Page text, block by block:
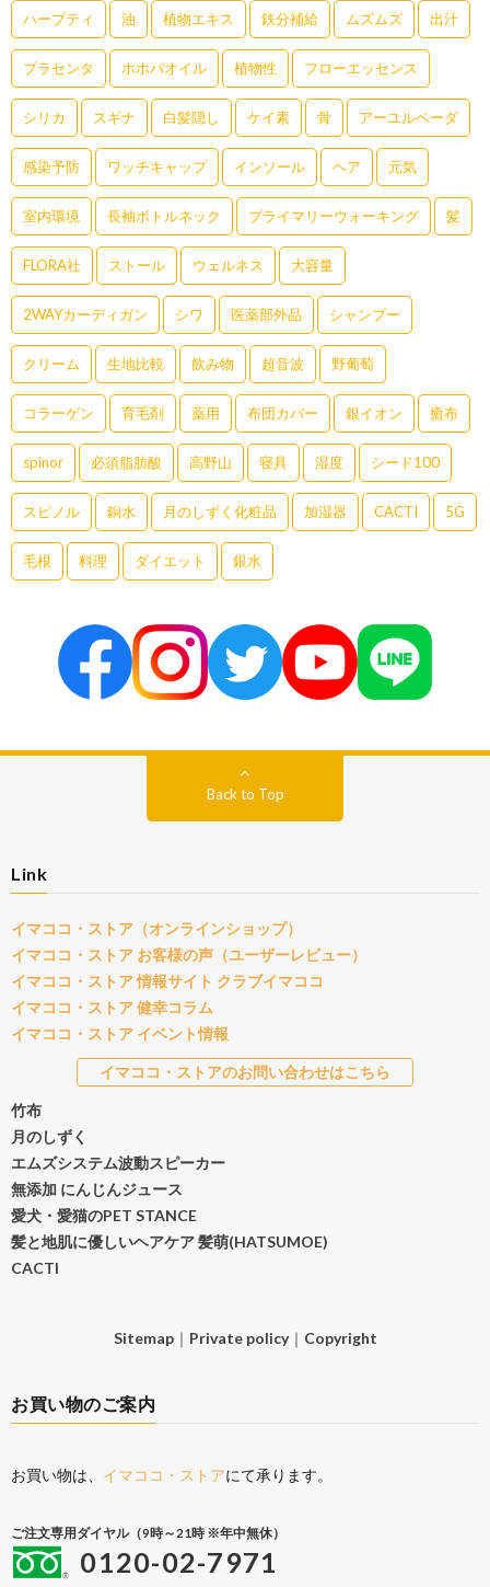
ハーブティ 油 植物エキス 鉄分補給 ムズムズ 出汁
プラセンタ ホホバオイル 植物性 フローエッセンス
シリカ スギナ 白髪隠し ケイ素 骨 アーユルベーダ
感染予防 ワッチキャップ インソール ヘア 元気
室内環境 長袖ボトルネック プライマリーウォーキング 髪
FLORA社 ストール ウェルネス 大容量
2WAYカーディガン シワ 医薬部外品 シャンプー
クリーム 生地比較 飲み物 超音波 野葡萄
コラーゲン 育毛剤 薬用 布団カバー 銀イオン 癒布
spinor 必須脂肪酸 高野山 寝具 湿度 シード100
スピノル 銅水 月のしずく化粧品 加湿器 CACTI 5G
毛根 料理 ダイエット 銀水
Back to Top
Link
イマココ・ストア（オンラインショップ）
イマココ・ストア お客様の声（ユーザーレビュー）
イマココ・ストア 情報サイト クラブイマココ
イマココ・ストア 健幸コラム
イマココ・ストア イベント情報
イマココ・ストアのお問い合わせはこちら
竹布
月のしずく
エムズシステム波動スピーカー
無添加 にんじんジュース
愛犬・愛猫のPET STANCE
髪と地肌に優しいヘアケア 髪萌(HATSUMOE)
CACTI
Sitemap｜ Private policy｜ Copyright
お買い物のご案内
お買い物は、 イマココ・ストアにて承ります。
ご注文専用ダイヤル（9時～21時 ※年中無休）
0120-02-7971